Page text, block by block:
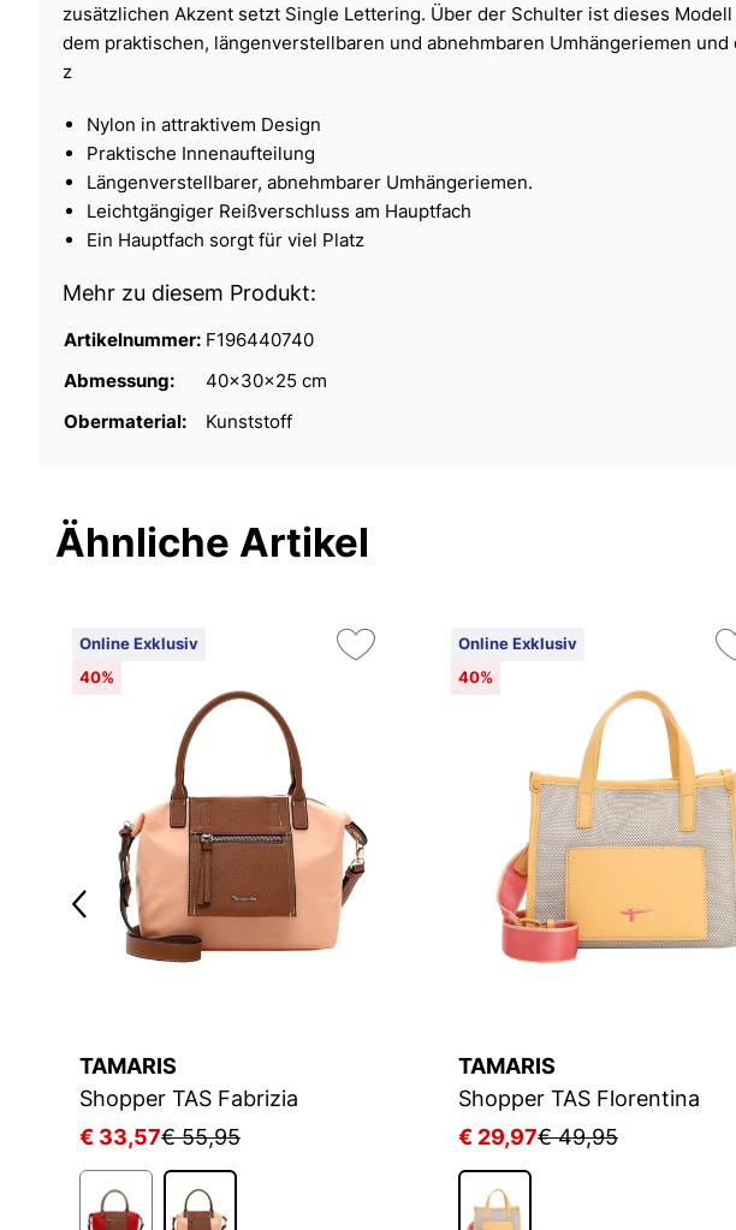
zusätzlichen Akzent setzt Single Lettering. Über der Schulter ist dieses
dem praktischen, längenverstellbaren und abnehmbaren Umhängeriemen und
z
Nylon in attraktivem Design
Praktische Innenaufteilung
Längenverstellbarer, abnehmbarer Umhängeriemen.
Leichtgängiger Reißverschluss am Hauptfach
Ein Hauptfach sorgt für viel Platz
Mehr zu diesem Produkt:
Artikelnummer: F196440740
Abmessung:
40x30x25 cm
Obermaterial:
Kunststoff
Ähnliche Artikel
Online Exklusiv
40%
TAMARIS
Shopper TAS Fabrizia
€ 33,57€ 55,95
Online Exklusiv
40%
TAMARIS
Shopper TAS Florentina
€ 29,97€ 49,95